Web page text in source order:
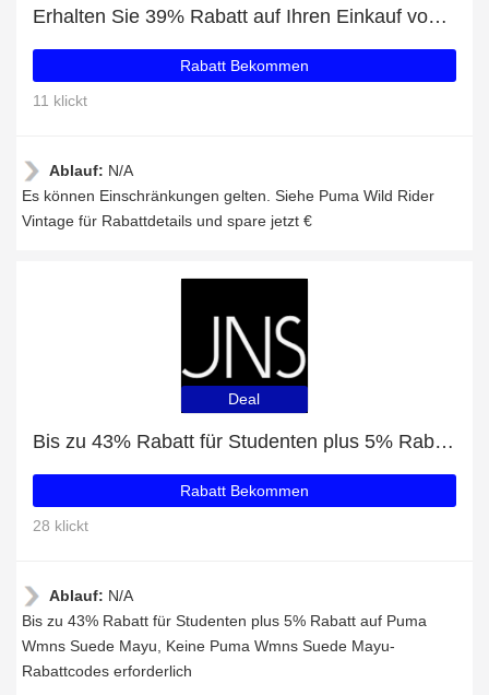
Erhalten Sie 39% Rabatt auf Ihren Einkauf von Puma Wild Rider Vintage
Rabatt Bekommen
11 klickt
Ablauf: N/A
Es können Einschränkungen gelten. Siehe Puma Wild Rider
Vintage für Rabattdetails und spare jetzt €
Deal
Bis zu 43% Rabatt für Studenten plus 5% Rabatt auf Puma Wmns Suede Mayu
Rabatt Bekommen
28 klickt
Ablauf: N/A
Bis zu 43% Rabatt für Studenten plus 5% Rabatt auf Puma
Wmns Suede Mayu, Keine Puma Wmns Suede Mayu-
Rabattcodes erforderlich